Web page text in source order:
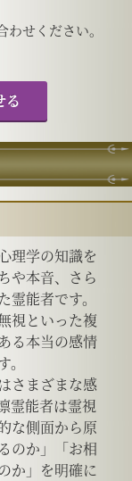
せください。
る
理学の知識を
や本音、さら
能者です。
視といった複
る本当の感情
さまざまな感
霊能者は霊視
な側面から原
のか」「お相
か」を明確に